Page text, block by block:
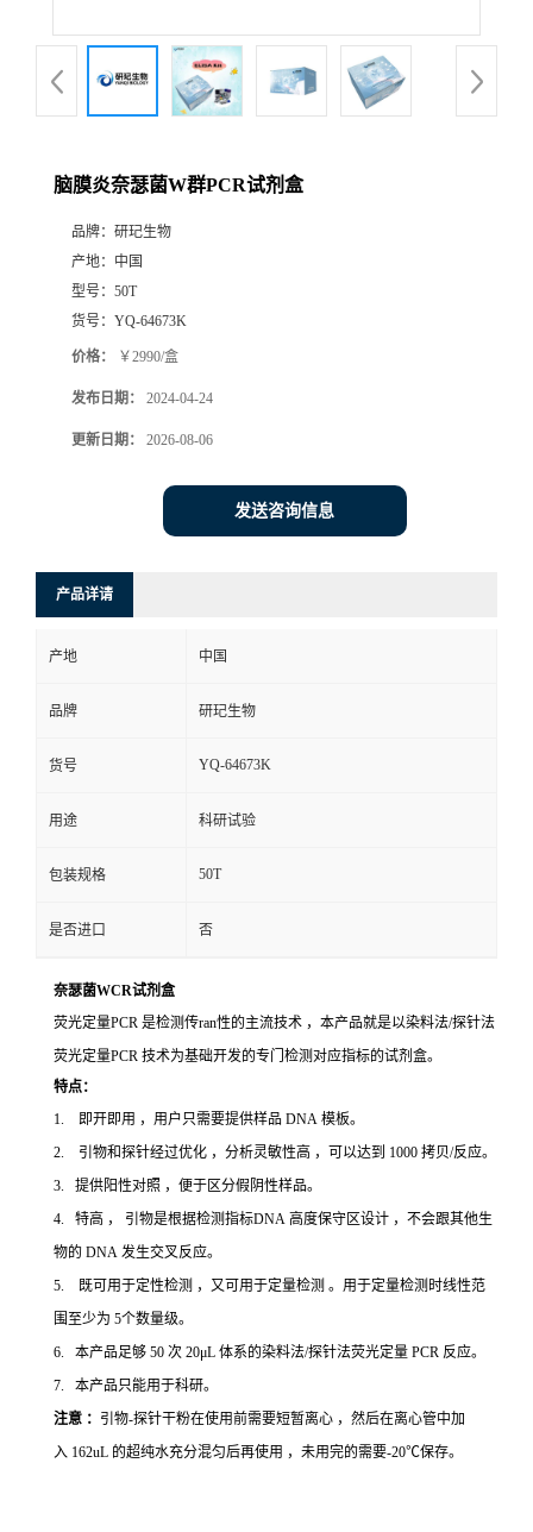
脑膜炎奈瑟菌W群PCR试剂盒
品牌： 研玘生物
产地： 中国
型号： 50T
货号： YQ-64673K
价格： ￥2990/盒
发布日期： 2024-04-24
更新日期： 2026-08-06
发送咨询信息
产品详请
产地 中国
品牌 研玘生物
货号 YQ-64673K
用途 科研试验
包装规格 50T
是否进口 否
奈瑟菌WCR试剂盒
荧光定量PCR 是检测传ran性的主流技术 ，本产品就是以染料法/探针法
荧光定量PCR 技术为基础开发的专门检测对应指标的试剂盒。
特点：
1. 即开即用 ，用户只需要提供样品 DNA 模板。
2. 引物和探针经过优化 ，分析灵敏性高 ，可以达到 1000 拷贝/反应。
3. 提供阳性对照 ，便于区分假阴性样品。
4. 特高 ， 引物是根据检测指标DNA 高度保守区设计 ，不会跟其他生
物的 DNA 发生交叉反应。
5. 既可用于定性检测 ，又可用于定量检测 。用于定量检测时线性范
围至少为 5个数量级。
6. 本产品足够 50 次 20μL 体系的染料法/探针法荧光定量 PCR 反应。
7. 本产品只能用于科研。
注意 ： 引物-探针干粉在使用前需要短暂离心 ，然后在离心管中加
入 162uL 的超纯水充分混匀后再使用 ，未用完的需要-20℃保存。